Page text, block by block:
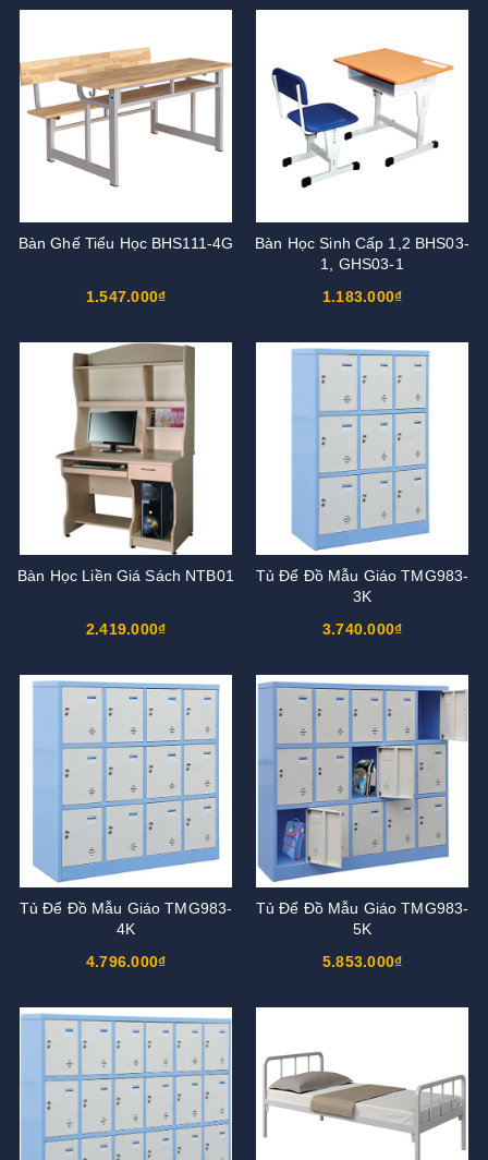
Bàn Ghế Tiểu Học BHS111-4G
1.547.000₫
Bàn Học Sinh Cấp 1,2 BHS03-
1, GHS03-1
1.183.000₫
Bàn Học Liền Giá Sách NTB01
2.419.000₫
Tủ Để Đồ Mẫu Giáo TMG983-
3K
3.740.000₫
Tủ Để Đồ Mẫu Giáo TMG983-
4K
4.796.000₫
Tủ Để Đồ Mẫu Giáo TMG983-
5K
5.853.000₫